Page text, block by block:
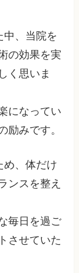
中、当院を
の効果を実
く思いま
になってい
励みです。
め、体だけ
ンスを整え
毎日を過ご
させていた